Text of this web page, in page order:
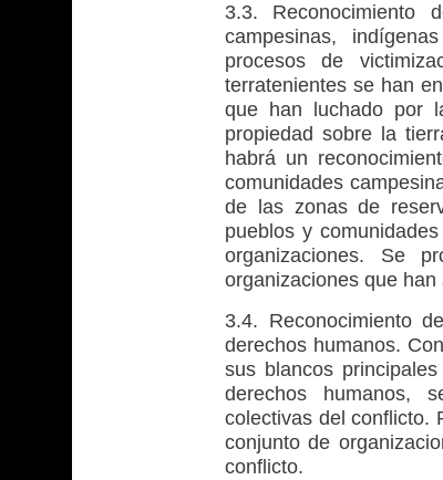
3.3. Reconocimiento
campesinas,
procesos de
terratenientes se han
que han luchado por
propiedad sobre la
habrá un
comunidades
de las zonas de
pueblos y
organizaciones. Se
organizaciones que
3.4. Reconocimiento
derechos humanos.
sus blancos
derechos humanos,
colectivas del conflicto.
conjunto de
conflicto.